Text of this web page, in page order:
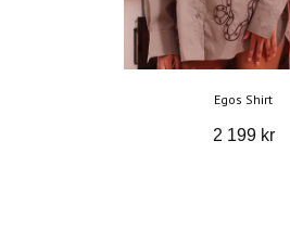
Egos Shirt
2 199 kr